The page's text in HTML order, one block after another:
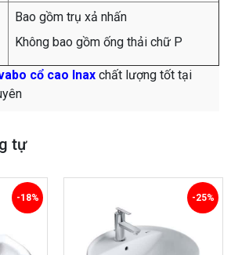
Bao gồm trụ xả nhấn
Không bao gồm ống thải chữ P
cổ cao Inax chất lượng tốt tại
tự
-18% -25%